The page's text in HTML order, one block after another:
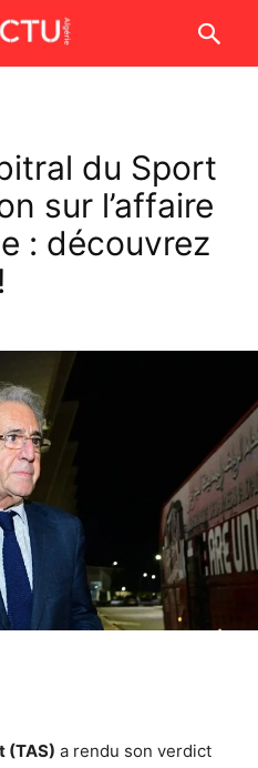
du Sport
sur l’affaire
: découvrez
(TAS) a rendu son verdict